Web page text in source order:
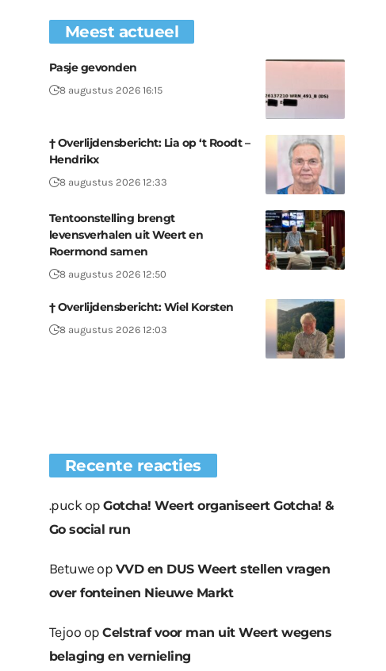
Meest actueel
Pasje gevonden
8 augustus 2026 16:15
† Overlijdensbericht: Lia op ‘t Roodt –
Hendrikx
8 augustus 2026 12:33
Tentoonstelling brengt
levensverhalen uit Weert en
Roermond samen
8 augustus 2026 12:50
† Overlijdensbericht: Wiel Korsten
8 augustus 2026 12:03
Recente reacties
.puckopGotcha! Weert organiseert Gotcha! &
Go social run
Betuweop VVD en DUS Weert stellen vragen
over fonteinen Nieuwe Markt
Tejoo opCelstraf voor man uit Weert wegens
belaging en vernieling